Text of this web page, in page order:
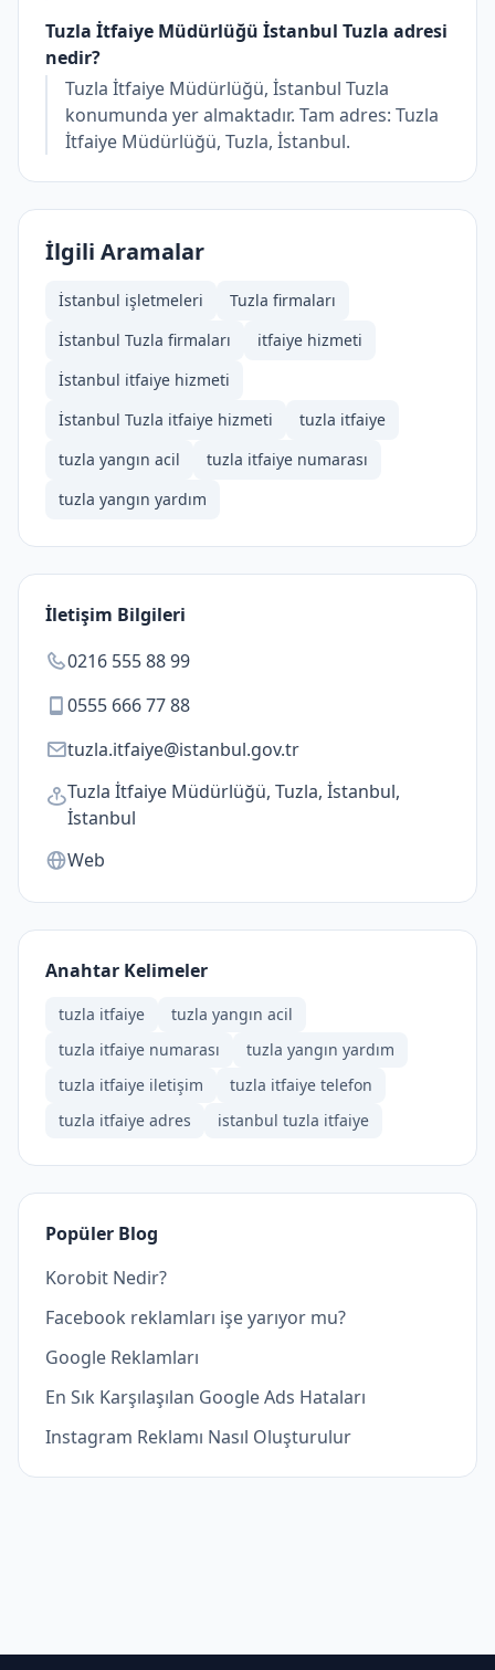
Tuzla İtfaiye Müdürlüğü İstanbul Tuzla adresi
nedir?
Tuzla İtfaiye Müdürlüğü, İstanbul Tuzla
konumunda yer almaktadır. Tam adres: Tuzla
İtfaiye Müdürlüğü, Tuzla, İstanbul.
İlgili Aramalar
İstanbul işletmeleri
Tuzla firmaları
İstanbul Tuzla firmaları
i̇tfaiye hizmeti
İstanbul i̇tfaiye hizmeti
İstanbul Tuzla i̇tfaiye hizmeti
tuzla itfaiye
tuzla yangın acil
tuzla itfaiye numarası
tuzla yangın yardım
İletişim Bilgileri
0216 555 88 99
0555 666 77 88
tuzla.itfaiye@istanbul.gov.tr
Tuzla İtfaiye Müdürlüğü, Tuzla, İstanbul,
İstanbul
Web
Anahtar Kelimeler
tuzla itfaiye
tuzla yangın acil
tuzla itfaiye numarası
tuzla yangın yardım
tuzla itfaiye iletişim
tuzla itfaiye telefon
tuzla itfaiye adres
istanbul tuzla itfaiye
Popüler Blog
Korobit Nedir?
Facebook reklamları işe yarıyor mu?
Google Reklamları
En Sık Karşılaşılan Google Ads Hataları
Instagram Reklamı Nasıl Oluşturulur